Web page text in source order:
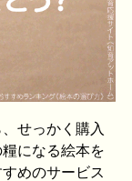
せっかく購入
になる絵本を
めのサービス